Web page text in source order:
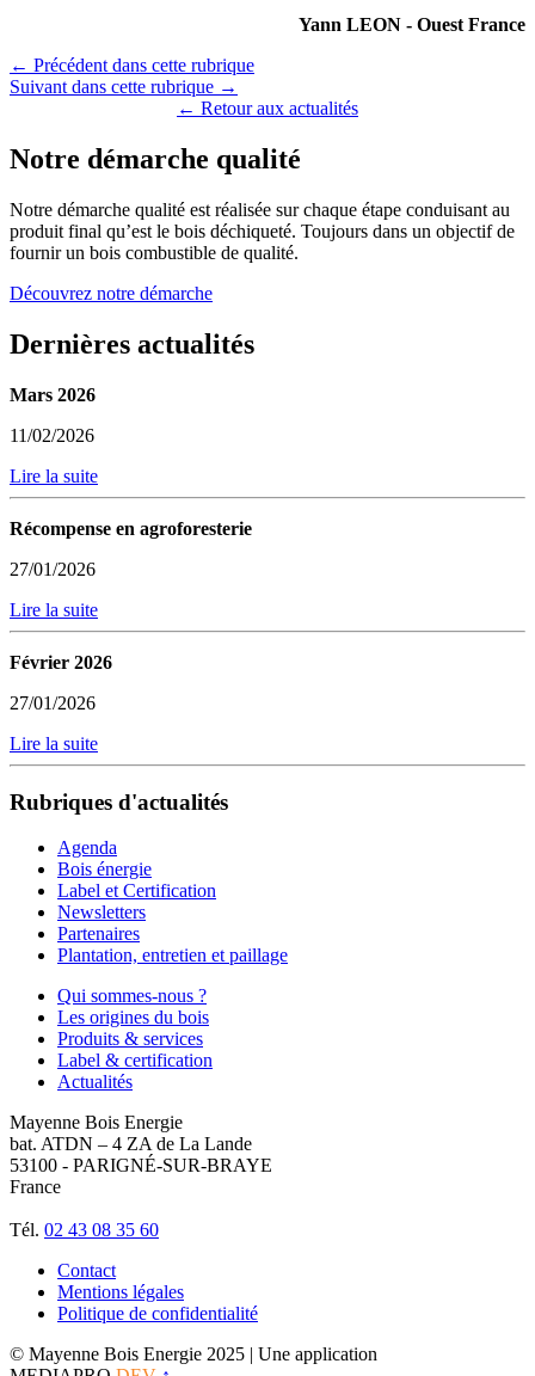
Yann LEON - Ouest France
← Précédent dans cette rubrique
Suivant dans cette rubrique →
← Retour aux actualités
Notre démarche qualité
Notre démarche qualité est réalisée sur chaque étape conduisant au
produit final qu’est le bois déchiqueté. Toujours dans un objectif de
fournir un bois combustible de qualité.
Découvrez notre démarche
Dernières actualités
Mars 2026
11/02/2026
Lire la suite
Récompense en agroforesterie
27/01/2026
Lire la suite
Février 2026
27/01/2026
Lire la suite
Rubriques d'actualités
Agenda
Bois énergie
Label et Certification
Newsletters
Partenaires
Plantation, entretien et paillage
Qui sommes-nous ?
Les origines du bois
Produits & services
Label & certification
Actualités
Mayenne Bois Energie
bat. ATDN – 4 ZA de La Lande
53100 - PARIGNÉ-SUR-BRAYE
France
Tél. 02 43 08 35 60
Contact
Mentions légales
Politique de confidentialité
© Mayenne Bois Energie 2025 | Une application